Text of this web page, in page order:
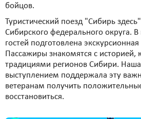
бойцов.
Туристический поезд "Сибирь
Сибирского федерального округа.
гостей подготовлена
Пассажиры знакомятся с историей,
традициями регионов Сибири.
выступлением поддержала эту
ветеранам получить
восстановиться.